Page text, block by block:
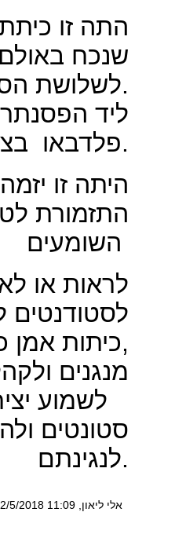
התה זו
שנכח באולם
לשלושת הסטודנטים.
ליד הפסנתר
פלדבאו בצורה טובה מאוד.
היתה זו
התזמורת
השומעים
לראות או
לסטודנטים
,כיתות אמן
מנגנים
סטונטים
לנגינתם.